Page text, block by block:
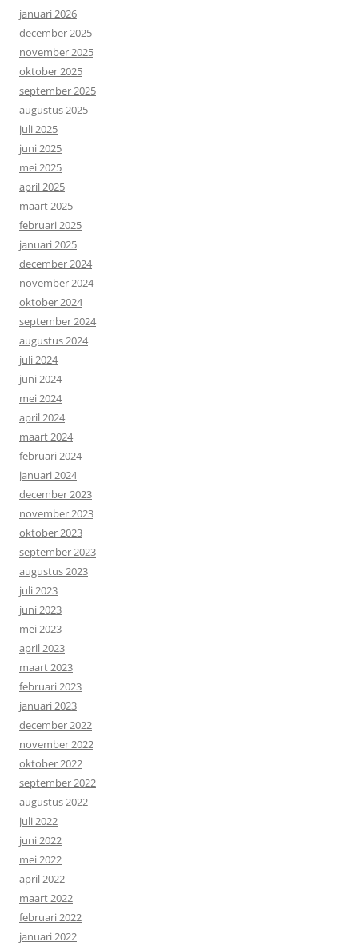
januari 2026
december 2025
november 2025
oktober 2025
september 2025
augustus 2025
juli 2025
juni 2025
mei 2025
april 2025
maart 2025
februari 2025
januari 2025
december 2024
november 2024
oktober 2024
september 2024
augustus 2024
juli 2024
juni 2024
mei 2024
april 2024
maart 2024
februari 2024
januari 2024
december 2023
november 2023
oktober 2023
september 2023
augustus 2023
juli 2023
juni 2023
mei 2023
april 2023
maart 2023
februari 2023
januari 2023
december 2022
november 2022
oktober 2022
september 2022
augustus 2022
juli 2022
juni 2022
mei 2022
april 2022
maart 2022
februari 2022
januari 2022